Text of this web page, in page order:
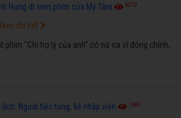
Hưng đi xem phim của Mỹ Tâm 6270
phim "Chị trợ lý của anh" có nữ ca sĩ đóng chính,
chi tiết
Người tiệc tùng, kẻ nhập viện 7682